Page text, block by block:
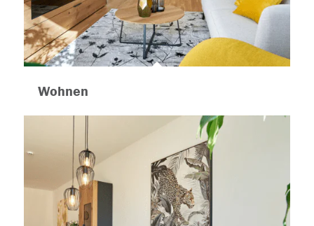
Wohnen